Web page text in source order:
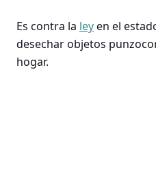
Es contra la leyen el
desechar objetos
hogar.